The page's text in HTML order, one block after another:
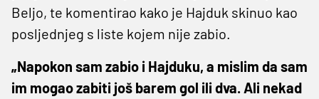
Beljo, te komentirao kako je Hajduk skinuo kao
posljednjeg s liste kojem nije zabio.
„Napokon sam zabio i Hajduku, a mislim da sam
im mogao zabiti još barem gol ili dva. Ali nekad